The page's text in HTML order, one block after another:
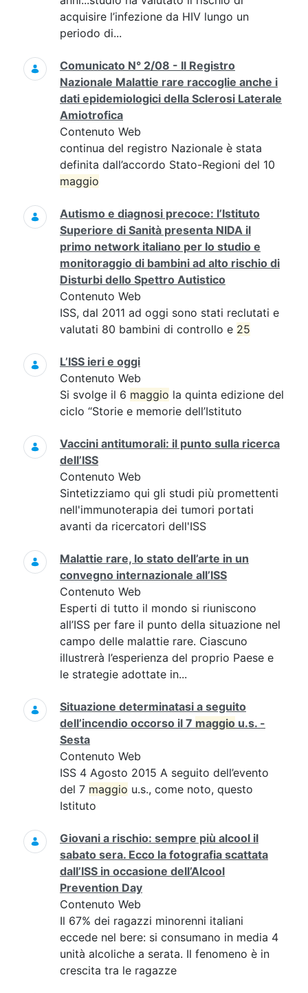
acquisire l’infezione da HIV lungo un
periodo di...
Comunicato N° 2/08 - Il Registro
Nazionale Malattie rare raccoglie anche i
dati epidemiologici della Sclerosi Laterale
Amiotrofica
Contenuto Web
continua del registro Nazionale è stata
definita dall’accordo Stato-Regioni del 10
maggio
Autismo e diagnosi precoce: l’Istituto
Superiore di Sanità presenta NIDA il
primo network italiano per lo studio e
monitoraggio di bambini ad alto rischio di
Disturbi dello Spettro Autistico
Contenuto Web
ISS, dal 2011 ad oggi sono stati reclutati e
valutati 80 bambini di controllo e 25
L’ISS ieri e oggi
Contenuto Web
Si svolge il 6 maggio la quinta edizione del
ciclo “Storie e memorie dell’Istituto
Vaccini antitumorali: il punto sulla ricerca
dell’ISS
Contenuto Web
Sintetizziamo qui gli studi più promettenti
nell'immunoterapia dei tumori portati
avanti da ricercatori dell'ISS
Malattie rare, lo stato dell’arte in un
convegno internazionale all’ISS
Contenuto Web
Esperti di tutto il mondo si riuniscono
all’ISS per fare il punto della situazione nel
campo delle malattie rare. Ciascuno
illustrerà l’esperienza del proprio Paese e
le strategie adottate in...
Situazione determinatasi a seguito
dell’incendio occorso il 7 maggio u.s. -
Sesta
Contenuto Web
ISS 4 Agosto 2015 A seguito dell’evento
del 7 maggio u.s., come noto, questo
Istituto
Giovani a rischio: sempre più alcool il
sabato sera. Ecco la fotografia scattata
dall’ISS in occasione dell’Alcool
Prevention Day
Contenuto Web
Il 67% dei ragazzi minorenni italiani
eccede nel bere: si consumano in media 4
unità alcoliche a serata. Il fenomeno è in
crescita tra le ragazze